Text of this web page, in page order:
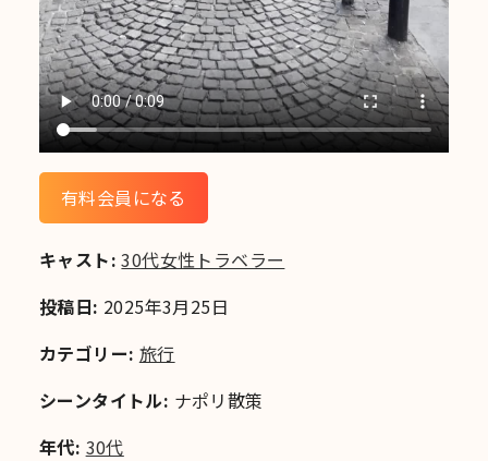
有料会員になる
キャスト: 30代女性トラベラー
投稿日: 2025年3月25日
カテゴリー: 旅行
シーンタイトル: ナポリ散策
年代: 30代